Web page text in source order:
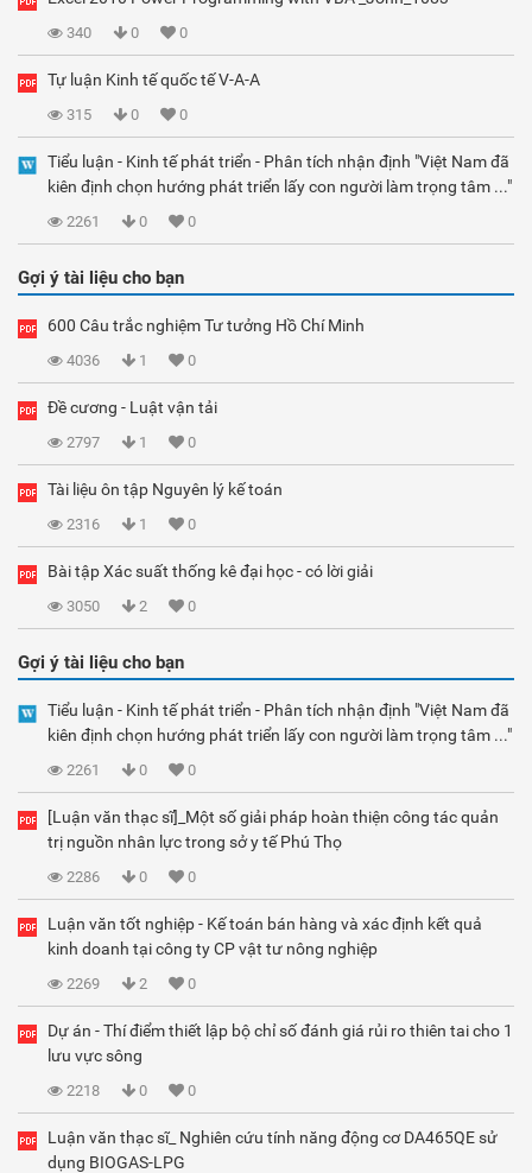
340 0 0
Tự luận Kinh tế quốc tế V-A-A
315 0 0
Tiểu luận - Kinh tế phát triển - Phân tích nhận định "Việt Nam đã
kiên định chọn hướng phát triển lấy con người làm trọng tâm ..."
2261 0 0
Gợi ý tài liệu cho bạn
600 Câu trắc nghiệm Tư tưởng Hồ Chí Minh
4036 1 0
Đề cương - Luật vận tải
2797 1 0
Tài liệu ôn tập Nguyên lý kế toán
2316 1 0
Bài tập Xác suất thống kê đại học - có lời giải
3050 2 0
Gợi ý tài liệu cho bạn
Tiểu luận - Kinh tế phát triển - Phân tích nhận định "Việt Nam đã
kiên định chọn hướng phát triển lấy con người làm trọng tâm ..."
2261 0 0
[Luận văn thạc sĩ]_Một số giải pháp hoàn thiện công tác quản
trị nguồn nhân lực trong sở y tế Phú Thọ
2286 0 0
Luận văn tốt nghiệp - Kế toán bán hàng và xác định kết quả
kinh doanh tại công ty CP vật tư nông nghiệp
2269 2 0
Dự án - Thí điểm thiết lập bộ chỉ số đánh giá rủi ro thiên tai cho 1
lưu vực sông
2218 0 0
Luận văn thạc sĩ_ Nghiên cứu tính năng động cơ DA465QE sử
dụng BIOGAS-LPG